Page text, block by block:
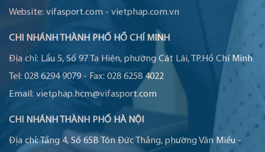
Website: vifasport.com - vietphap.com.vn
CHI NHÁNH THÀNH PHỐ HỒ CHÍ MINH
Địa chỉ: Lầu 5, Số 97 Tạ Hiện, phường Cát Lái, TP.Hồ Chí Minh
Tel: 028 6294 9079- Fax: 028 6258 4022
Email: vietphap.hcm@vifasport.com
CHI NHÁNH THÀNH PHỐ HÀ NỘI
Địa chỉ:Tầng 4, Số 65B Tôn Đức Thắng, phường Văn Miếu -